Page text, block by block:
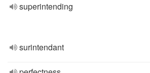
superintending
surintendant